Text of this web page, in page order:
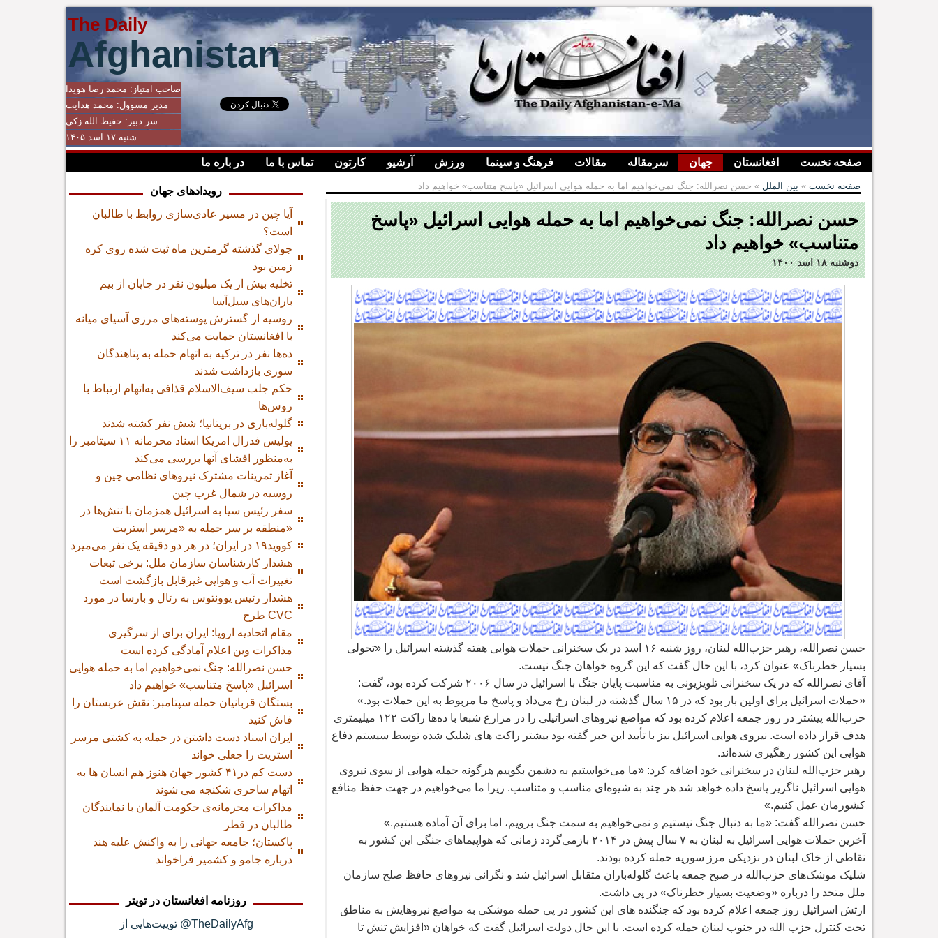
The Daily
Afghanistan
صاحب امتیاز: محمد رضا هویدا
مدیر مسوول: محمد هدایت
سر دبیر: حفیظ الله زکی
شنبه ۱۷ اسد ۱۴۰۵
صفحه نخست افغانستان جهان سرمقاله مقالات فرهنگ و سینما ورزش آرشیو کارتون تماس با ما در باره ما
صفحه نخست » بین الملل » حسن نصرالله: جنگ نمی‌خواهیم اما به حمله هوایی اسرائیل «پاسخ متناسب» خواهیم داد
حسن نصرالله: جنگ نمی‌خواهیم اما به حمله هوایی اسرائیل «پاسخ
متناسب» خواهیم داد
دوشنبه ۱۸ اسد ۱۴۰۰
حسن نصرالله، رهبر حزب
الله لبنان، روز شنبه ۱۶ اسد در یک سخنرانی حملات هوایی هفته گذشته اسرائیل را «تحولی
بسیار خطرناک» عنوان کرد، با این حال گفت که این گروه خواهان جنگ نیست.
آقای نصرالله که در یک سخنرانی تلویزیونی به مناسبت پایان جنگ با اسرائیل در سال ۲۰۰۶ شرکت کرده بود، گفت:
«حملات اسرائیل برای اولین بار بود که در ۱۵ سال گذشته در لبنان رخ می
داد و پاسخ ما مربوط به این حملات بود.»
حزب الله پیشتر در روز جمعه اعلام کرده بود که مواضع نیروهای اسرائیلی را در مزارع شبعا با ده
ها راکت ۱۲۲ میلیمتری
هدف قرار داده است. نیروی هوایی اسرائیل نیز با تأیید این خبر گفته بود بیشتر راکت های شلیک شده توسط سیستم دفاع
هوایی این کشور رهگیری شده اند.
رهبر حزب الله لبنان در سخنرانی خود اضافه کرد: «ما میخواستیم به دشمن بگوییم هرگونه حمله هوایی از سوی نیروی
هوایی اسرائیل ناگزیر پاسخ داده خواهد شد هر چند به شیوه ای مناسب و متناسب. زیرا ما میخواهیم در جهت حفظ منافع
کشورمان عمل کنیم.»
حسن نصرالله گفت: «ما به دنبال جنگ نیستیم و نمیخواهیم به سمت جنگ برویم، اما برای آن آماده هستیم.»
آخرین حملات هوایی اسرائیل به لبنان به ۷ سال پیش در ۲۰۱۴ بازمی
گردد زمانی که هواپیماهای جنگی این کشور به
نقاطی از خاک لبنان در نزدیکی مرز سوریه حمله کرده بودند.
شلیک موشکهای حزب الله در صبح جمعه باعث گلولهباران متقابل اسرائیل شد و نگرانی نیروهای حافظ صلح سازمان
ملل متحد را درباره «وضعیت بسیار خطرناک» در پی داشت.
ارتش اسرائیل روز جمعه اعلام کرده بود که جنگنده های این کشور در پی حمله موشکی به مواضع نیروهایش به مناطق
تحت کنترل حزب الله در جنوب لبنان حمله کرده است. با این حال دولت اسرائیل گفت که خواهان «افزایش تنش تا
رویدادهای جهان
آیا چین در مسیر عادی‌سازی روابط با طالبان
است؟
جولای گذشته گرمترین ماه ثبت شده روی کره
زمین بود
تخلیه بیش از یک میلیون نفر در جاپان از بیم
باران‌های سیل‌آسا
روسیه از گسترش پوسته‌های مرزی آسیای میانه
با افغانستان حمایت می‌کند
ده‌ها نفر در ترکیه به اتهام حمله به پناهندگان
سوری بازداشت شدند
حکم جلب سیف‌الاسلام قذافی به‌اتهام ارتباط با
روس‌ها
گلوله‌باری در بریتانیا؛ شش نفر کشته شدند
پولیس فدرال امریکا اسناد محرمانه ۱۱ سپتامبر را
به‌منظور افشای آنها بررسی می‌کند
آغاز تمرینات مشترک نیروهای نظامی چین و
روسیه در شمال غرب چین
سفر رئیس سیا به اسرائیل همزمان با تنش‌ها در
منطقه بر سر حمله به «مرسر استریت»
کووید۱۹ در ایران؛ در هر دو دقیقه یک نفر می‌میرد
هشدار کارشناسان سازمان ملل: برخی تبعات
تغییرات آب و هوایی غیرقابل بازگشت است
هشدار رئیس یوونتوس به رئال و بارسا در مورد
طرح CVC
مقام اتحادیه اروپا: ایران برای از سرگیری
مذاکرات وین اعلام آمادگی کرده است
حسن نصرالله: جنگ نمی‌خواهیم اما به حمله هوایی
اسرائیل «پاسخ متناسب» خواهیم داد
بستگان قربانیان حمله سپتامبر: نقش عربستان را
فاش کنید
ایران اسناد دست داشتن در حمله به کشتی مرسر
استریت را جعلی خواند
دست کم در۴۱ کشور جهان هنوز هم انسان ها به
اتهام ساحری شکنجه می شوند
مذاکرات محرمانه‌ی حکومت آلمان با نمایندگان
طالبان در قطر
پاکستان؛ جامعه جهانی را به واکنش علیه هند
درباره جامو و کشمیر فراخواند
روزنامه افغانستان در تویتر
توییت‌هایی از @TheDailyAfg